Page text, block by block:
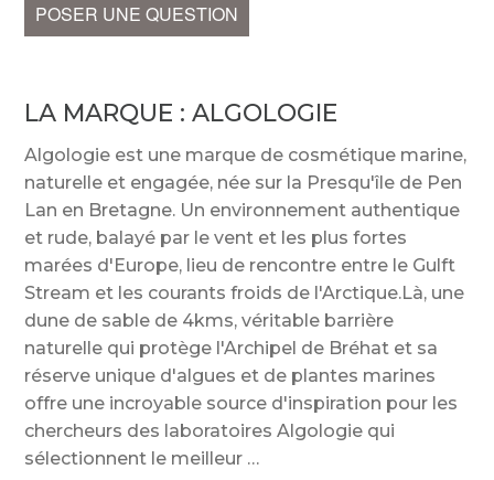
POSER UNE QUESTION
LA MARQUE :ALGOLOGIE
Algologie est une marque de cosmétique marine,
naturelle et engagée, née sur la Presqu'île de Pen
Lan en Bretagne. Un environnement authentique
et rude, balayé par le vent et les plus fortes
marées d'Europe, lieu de rencontre entre le Gulft
Stream et les courants froids de l'Arctique.Là, une
dune de sable de 4kms, véritable barrière
naturelle qui protège l'Archipel de Bréhat et sa
réserve unique d'algues et de plantes marines
offre une incroyable source d'inspiration pour les
chercheurs des laboratoires Algologie qui
sélectionnent le meilleur